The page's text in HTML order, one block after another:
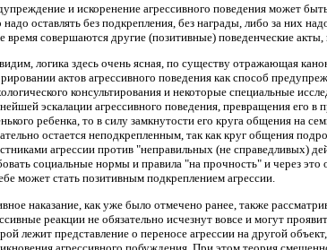
и искоренение агрессивного поведения может
надо оставлять без подкрепления, без награды, либо за них
время совершаются другие (позитивные) поведенческие
логика здесь очень ясная, по существу отражающая
актов агрессивного поведения как способ
консультирования и некоторые специальные
эскалации агрессивного поведения, превращения его
ребенка, то в силу замкнутости его круга общения на
остается неподкрепленным, так как круг общения
агрессии против "неправильных (не справедливых)
социальные нормы и правила "на прочность" и через
может стать позитивным подкреплением агрессии.
наказание, как уже было отмечено ранее, также
реакции не обязательно исчезнут вовсе и могут
лежит представление о переносе агрессии на другой